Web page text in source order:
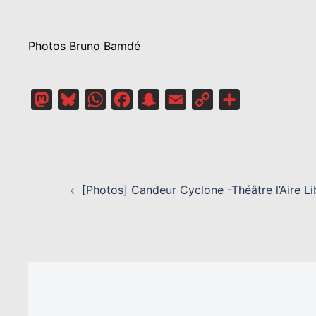
Photos Bruno Bamdé
MastodonBlueskyWhatsAppFacebookSnapchat
Email
Copy
D’ARTICLE[Photos] Candeur Cyclone -Théâtre l’Aire